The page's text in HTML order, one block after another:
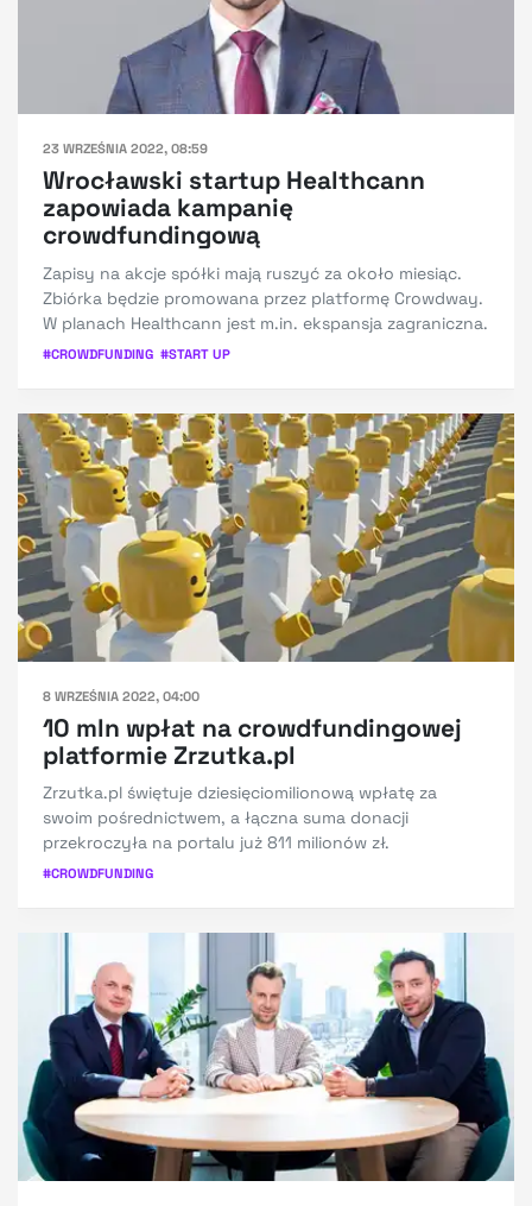
23 WRZEŚNIA 2022, 08:59
Wrocławski startup Healthcann
zapowiada kampanię
crowdfundingową
Zapisy na akcje spółki mają ruszyć za około miesiąc.
Zbiórka będzie promowana przez platformę Crowdway.
W planach Healthcann jest m.in. ekspansja zagraniczna.
#CROWDFUNDING #START UP
8 WRZEŚNIA 2022, 04:00
10 mln wpłat na crowdfundingowej
platformie Zrzutka.pl
Zrzutka.pl świętuje dziesięciomilionową wpłatę za
swoim pośrednictwem, a łączna suma donacji
przekroczyła na portalu już 811 milionów zł.
#CROWDFUNDING